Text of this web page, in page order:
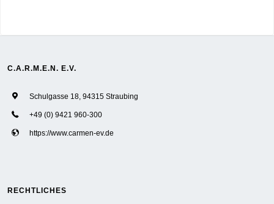
C.A.R.M.E.N. E.V.
Schulgasse 18, 94315 Straubing
+49 (0) 9421 960-300
https://www.carmen-ev.de
RECHTLICHES